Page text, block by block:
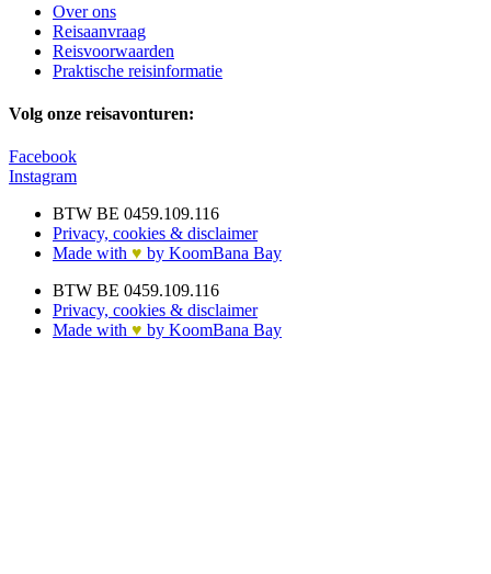
Over ons
Reisaanvraag
Reisvoorwaarden
Praktische reisinformatie
Volg onze reisavonturen:
Facebook
Instagram
BTW BE 0459.109.116
Privacy, cookies & disclaimer
Made with ♥︎ by KoomBana Bay
BTW BE 0459.109.116
Privacy, cookies & disclaimer
Made with ♥︎ by KoomBana Bay